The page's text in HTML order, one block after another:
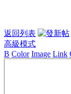
返回列表
高級模式
B Color Image Link